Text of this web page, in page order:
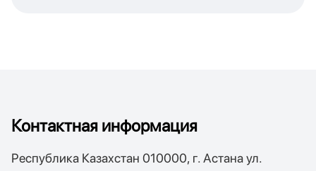
Контактная информация
Республика Казахстан 010000, г. Астана ул.